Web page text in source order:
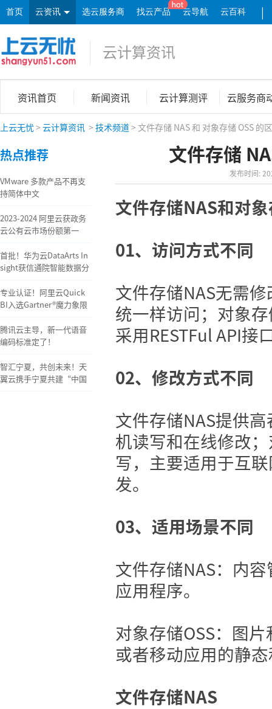
首页 云资讯 选云服务商 找云产品 云导航 云百科 |
云计算资讯
资讯首页 新闻资讯 云计算测评 云服务商
上云无忧> 云计算资讯 > 技术频道> 文件存储 NAS 和 对象存储 OSS 的
热点推荐
VMware 多款产品不再支
持简体中文
2023-2024 阿里云获政务
云公有云市场份额第一
首批！华为云DataArts In
sight获信通院智能数据分
专业认证！阿里云Quick
BI入选Gartner®魔力象限
腾讯云主导，新一代语音
编码标准定了！
智汇宁夏，共创未来！天
翼云携手宁夏共建“中国
文件存储
发布时间:
文件存储NAS和对
01、 访问方式不同
文件存储NAS无需
统一样访问；对象
采用RESTFul API接
02、 修改方式不同
文件存储NAS提供
机读写和在线修改
写，主要适用于互
发。
03、 适用场景不同
文件存储NAS：内
应用程序。
对象存储OSS：图
或者移动应用的静
文件存储NAS